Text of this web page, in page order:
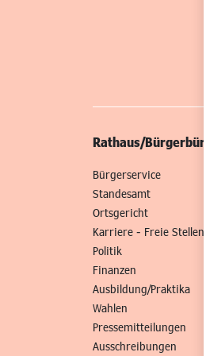
Rathaus/Bürgerbüro
Bürgerservice
Standesamt
Ortsgericht
Karriere - Freie Stellen
Politik
Finanzen
Ausbildung/Praktika
Wahlen
Pressemitteilungen
Ausschreibungen